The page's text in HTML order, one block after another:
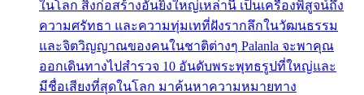
ในโลก สิ่งก่อสร้างอันยิ่งใหญ่เหล่านี้ เป็นเครื่องพิสูจน์ถึง
ความศรัทธา และความทุ่มเทที่ฝังรากลึกในวัฒนธรรม
และจิตวิญญาณของคนในชาติต่างๆ Palanla จะพาคุณ
ออกเดินทางไปสำรวจ 10 อันดับพระพุทธรูปที่ใหญ่และ
มีชื่อเสียงที่สุดในโลก มาค้นหาความหมายทาง